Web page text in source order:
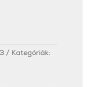
Kategóriák: